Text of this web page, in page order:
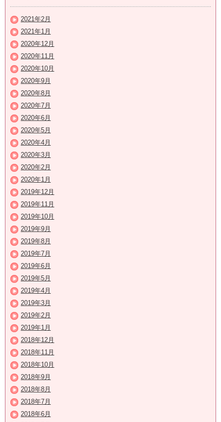
2021年2月
2021年1月
2020年12月
2020年11月
2020年10月
2020年9月
2020年8月
2020年7月
2020年6月
2020年5月
2020年4月
2020年3月
2020年2月
2020年1月
2019年12月
2019年11月
2019年10月
2019年9月
2019年8月
2019年7月
2019年6月
2019年5月
2019年4月
2019年3月
2019年2月
2019年1月
2018年12月
2018年11月
2018年10月
2018年9月
2018年8月
2018年7月
2018年6月